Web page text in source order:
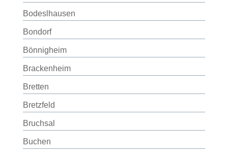
Bodeslhausen
Bondorf
Bönnigheim
Brackenheim
Bretten
Bretzfeld
Bruchsal
Buchen